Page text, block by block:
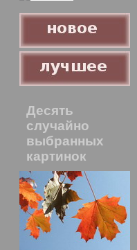
Десять
случайно
выбранных
картинок